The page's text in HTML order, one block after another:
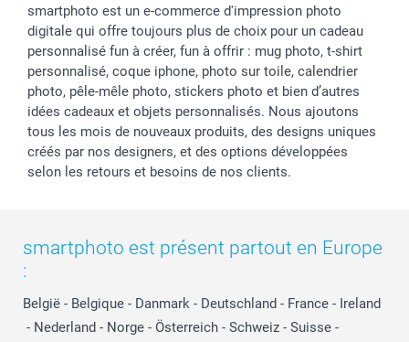
smartphoto est un e-commerce d'impression photo
digitale qui offre toujours plus de choix pour un cadeau
personnalisé fun à créer, fun à offrir : mug photo, t-shirt
personnalisé, coque iphone, photo sur toile, calendrier
photo, pêle-mêle photo, stickers photo et bien d’autres
idées cadeaux et objets personnalisés. Nous ajoutons
tous les mois de nouveaux produits, des designs uniques
créés par nos designers, et des options développées
selon les retours et besoins de nos clients.
smartphoto est présent partout en Europe
:
België - Belgique - Danmark - Deutschland - France - Ireland
- Nederland - Norge - Österreich - Schweiz - Suisse -